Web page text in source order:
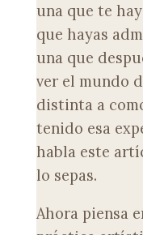
una que te
que hayas
una que
ver el mundo
distinta a
tenido esa
habla este
lo sepas.
Ahora piensa